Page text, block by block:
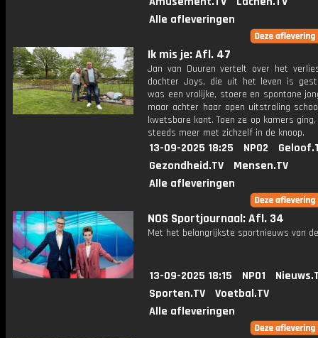
Alle afleveringen
Ik mis je: Afl. 47
Jan van Duuren vertelt over het
dochter Joys, die uit het leven is
was een vrolijke, stoere en spontane
maar achter haar open uitstraling
kwetsbare kant. Toen ze op kamers
steeds meer met zichzelf in de knoop.
13-09-2025 18:25 NPO2
Gezondheid.TV
Mensen.TV
Alle afleveringen
NOS Sportjournaal: Afl. 34
Met het belangrijkste sportnieuws van
13-09-2025 18:15 NPO1
Sporten.TV
Voetbal.TV
Alle afleveringen